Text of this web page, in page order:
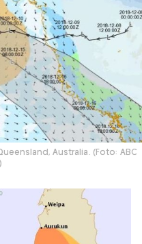
Australia. (Foto: ABC